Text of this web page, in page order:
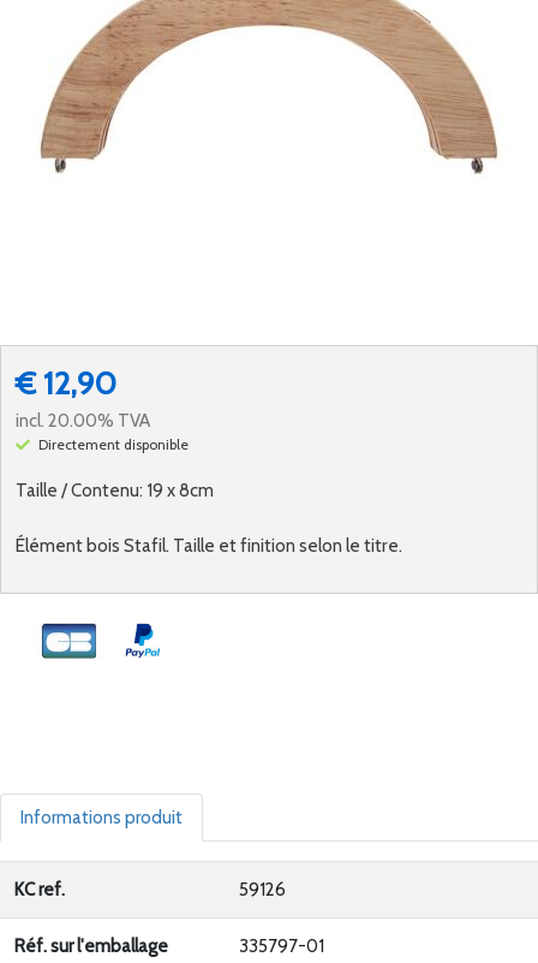
Taille / Contenu: 19 x 8cm
€ 12,90
incl. 20.00% TVA
Directement disponible
Élément bois Stafil. Taille et finition selon le titre.
Informations produit
KC ref. 59126
Réf. sur l'emballage 335797-01